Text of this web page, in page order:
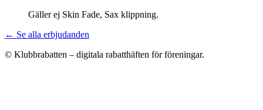
Gäller ej Skin Fade, Sax klippning.
← Se alla erbjudanden
© Klubbrabatten – digitala rabatthäften för föreningar.